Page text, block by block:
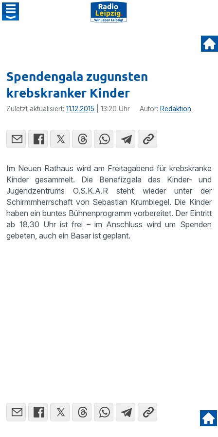
Spendengala zugunsten
krebskranker Kinder
Zuletzt aktualisiert:11.12.2015 | 13:20 Uhr Autor: Redaktion
Im Neuen Rathaus wird am Freitag­abend für krebs­kranke
Kinder gesam­melt. Die Benefiz­gala des Kinder- und
Jugend­zen­trums O.S.K.A.R steht wieder unter der
Schirmm­herr­schaft von Sebas­tian Krumbiegel. Die Kinder
haben ein buntes Bühnen­pro­gramm vorbe­reitet. Der Eintritt
ab 18.30 Uhr ist frei – im Anschluss wird um Spenden
gebeten, auch ein Basar ist geplant.